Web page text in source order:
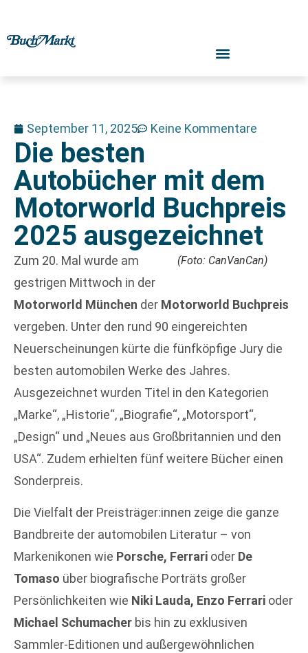
September 11, 2025 Keine Kommentare
Die besten
Autobücher mit dem
Motorworld Buchpreis
2025 ausgezeichnet
(Foto: CanVanCan)
Zum 20. Mal wurde am
gestrigen Mittwoch in der
Motorworld München der Motorworld Buchpreis
vergeben. Unter den rund 90 eingereichten
Neuerscheinungen kürte die fünfköpfige Jury die
besten automobilen Werke des Jahres.
Ausgezeichnet wurden Titel in den Kategorien
„Marke“, „Historie“, „Biografie“, „Motorsport“,
„Design“ und „Neues aus Großbritannien und den
USA“. Zudem erhielten fünf weitere Bücher einen
Sonderpreis.
Die Vielfalt der Preisträger:innen zeige die ganze
Bandbreite der automobilen Literatur – von
Markenikonen wie Porsche, Ferrari oder De
Tomaso über biografische Porträts großer
Persönlichkeiten wie Niki Lauda, Enzo Ferrari oder
Michael Schumacher bis hin zu exklusiven
Sammler-Editionen und außergewöhnlichen